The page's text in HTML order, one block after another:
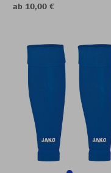
ab 10,00 €